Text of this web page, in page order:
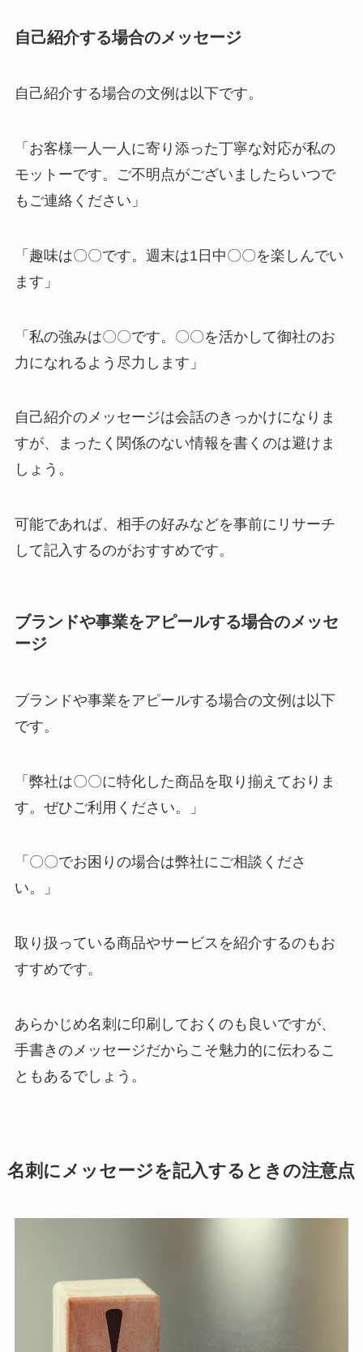
自己紹介する場合のメッセージ
自己紹介する場合の文例は以下です。
「お客様一人一人に寄り添った丁寧な対応が私の
モットーです。ご不明点がございましたらいつで
もご連絡ください」
「趣味は〇〇です。週末は1日中〇〇を楽しんでい
ます」
「私の強みは〇〇です。〇〇を活かして御社のお
力になれるよう尽力します」
自己紹介のメッセージは会話のきっかけになりま
すが、まったく関係のない情報を書くのは避けま
しょう。
可能であれば、相手の好みなどを事前にリサーチ
して記入するのがおすすめです。
ブランドや事業をアピールする場合のメッセ
ージ
ブランドや事業をアピールする場合の文例は以下
です。
「弊社は〇〇に特化した商品を取り揃えておりま
す。ぜひご利用ください。」
「〇〇でお困りの場合は弊社にご相談くださ
い。」
取り扱っている商品やサービスを紹介するのもお
すすめです。
あらかじめ名刺に印刷しておくのも良いですが、
手書きのメッセージだからこそ魅力的に伝わるこ
ともあるでしょう。
名刺にメッセージを記入するときの注意点